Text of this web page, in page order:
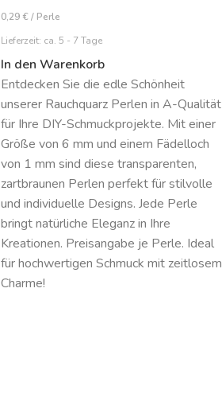
0,29 € / Perle
Lieferzeit: ca. 5 - 7 Tage
In den Warenkorb
Entdecken Sie die edle Schönheit
unserer Rauchquarz Perlen in A-Qualität
für Ihre DIY-Schmuckprojekte. Mit einer
Größe von 6 mm und einem Fädelloch
von 1 mm sind diese transparenten,
zartbraunen Perlen perfekt für stilvolle
und individuelle Designs. Jede Perle
bringt natürliche Eleganz in Ihre
Kreationen. Preisangabe je Perle. Ideal
für hochwertigen Schmuck mit zeitlosem
Charme!